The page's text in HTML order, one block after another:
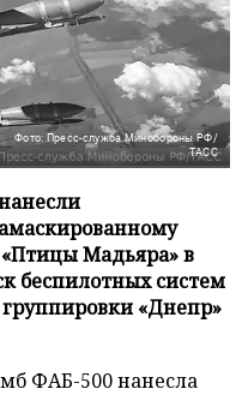
Фото: Пресс-служба Минобороны РФ/
ТАСС
«Птицы Мадьяра» в
беспилотных систем
«Днепр»
ФАБ-500 нанесла